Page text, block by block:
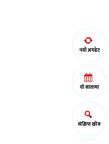
नयाँ अपडेट
यो सातामा
संक्षिप्त खोज